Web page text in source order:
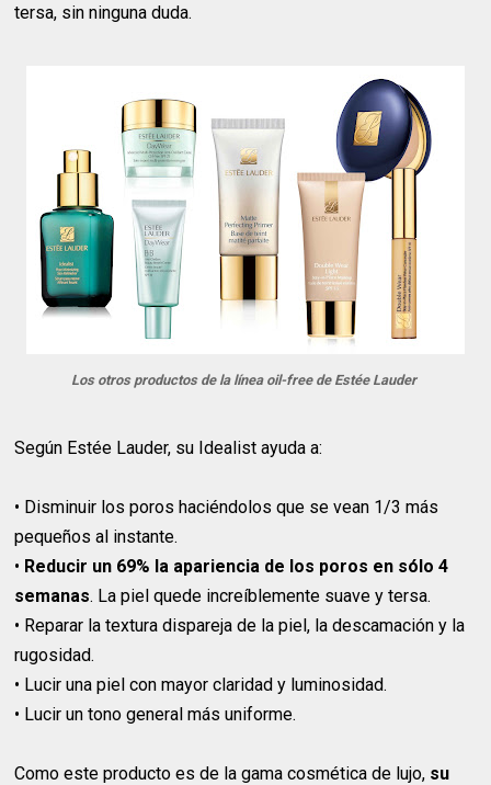
tersa, sin ninguna duda.
Los otros productos de la línea oil-free de Estée Lauder
Según Estée Lauder, su Idealist ayuda a:
• Disminuir los poros haciéndolos que se vean 1/3 más
pequeños al instante.
• Reducir un 69% la apariencia de los poros en sólo 4
semanas. La piel quede increíblemente suave y tersa.
• Reparar la textura dispareja de la piel, la descamación y la
rugosidad.
• Lucir una piel con mayor claridad y luminosidad.
• Lucir un tono general más uniforme.
Como este producto es de la gama cosmética de lujo, su